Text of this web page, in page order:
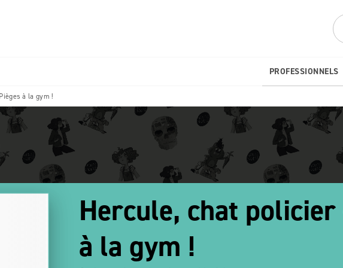
PROFESSIONNELS
à la gym !
Hercule, chat policier
à la gym !